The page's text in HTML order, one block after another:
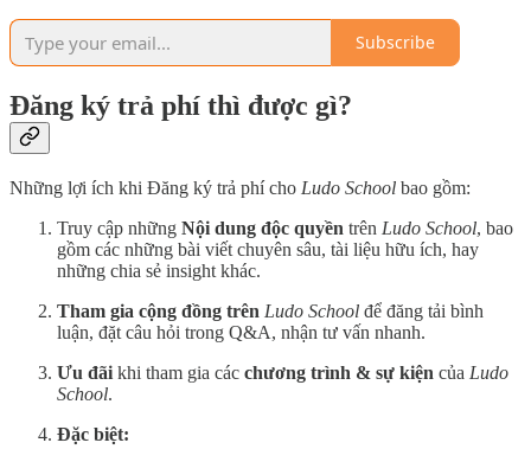
Subscribe
Đăng ký trả phí thì được gì?
Những lợi ích khi Đăng ký trả phí cho Ludo School bao gồm:
Truy cập những Nội dung độc quyền trên Ludo School, bao
gồm các những bài viết chuyên sâu, tài liệu hữu ích, hay
những chia sẻ insight khác.
Tham gia cộng đồng trên Ludo School để đăng tải bình
luận, đặt câu hỏi trong Q&A, nhận tư vấn nhanh.
Ưu đãi khi tham gia các chương trình & sự kiện của Ludo
School.
Đặc biệt: